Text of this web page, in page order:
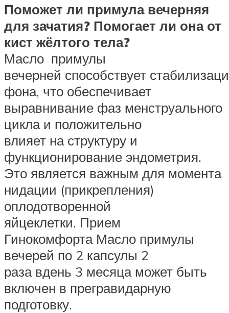
Поможет ли примула вечерняя
для зачатия? Помогает ли она от
кист жёлтого тела?
Масло примулы
вечерней способствует
фона, что обеспечивает
выравнивание фаз менструального
цикла и положительно
влияет на структуру и
функционирование эндометрия.
Это является важным для момента
нидации (прикрепления)
оплодотворенной
яйцеклетки. Прием
Гинокомфорта Масло примулы
вечерей по 2 капсулы 2
раза вдень 3 месяца может быть
включен в прегравидарную
подготовку.